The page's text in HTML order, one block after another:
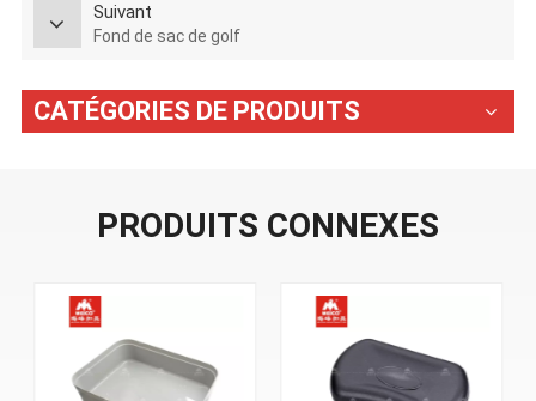
Suivant
Fond de sac de golf
CATÉGORIES DE PRODUITS
PRODUITS CONNEXES